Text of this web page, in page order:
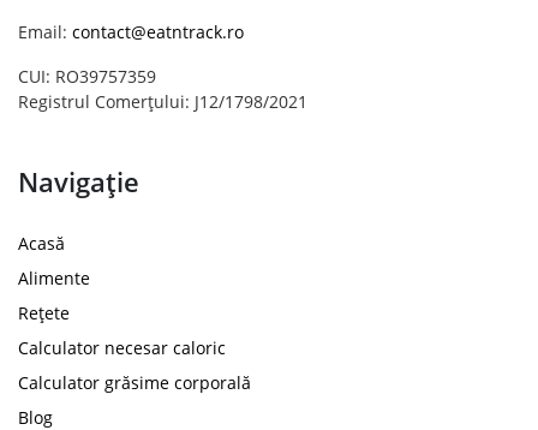
Email: contact@eatntrack.ro
CUI: RO39757359
Registrul Comerțului: J12/1798/2021
Navigație
Acasă
Alimente
Rețete
Calculator necesar caloric
Calculator grăsime corporală
Blog